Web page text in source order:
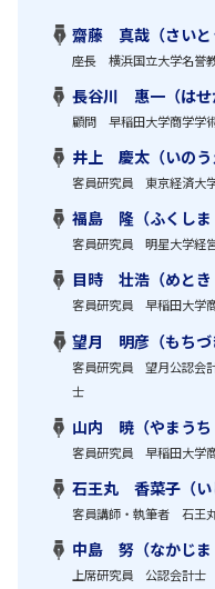
齋藤 真哉（さいと
座長 横浜国立大学名誉
長谷川 惠一（はせ
顧問 早稲田大学商学学
井上 慶太（いのう
客員研究員 東京経済大
福島 隆（ふくしま
客員研究員 明星大学経
目時 壮浩（めとき
客員研究員 早稲田大学
望月 明彦（もちづ
客員研究員 望月公認会
士
山内 暁（やまうち
客員研究員 早稲田大学
石王丸 香菜子（い
客員講師・執筆者 石王
中島 努（なかじま
上席研究員 公認会計士